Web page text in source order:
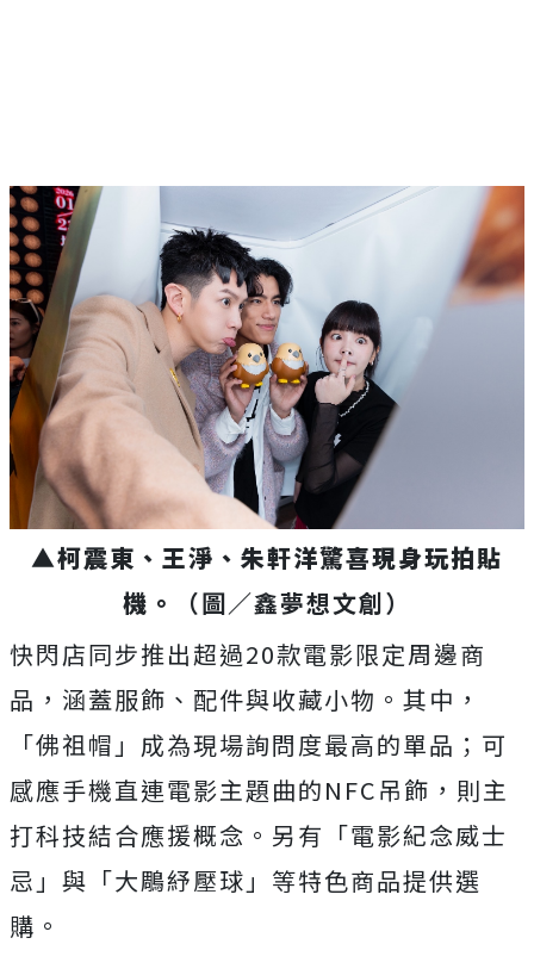
▲柯震東、王淨、朱軒洋驚喜現身玩拍貼
機。
（圖／鑫夢想文創）
快閃店同步推出超過20款電影限定周邊商
品，涵蓋服飾、配件與收藏小物。其中，
「佛祖帽」成為現場詢問度最高的單品；可
感應手機直連電影主題曲的NFC吊飾，則主
打科技結合應援概念。另有「電影紀念威士
忌」與「大鵰紓壓球」等特色商品提供選
購。